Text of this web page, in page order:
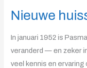
Nieuwe
In januari 1952 is
veranderd — en zeker
veel kennis en
Nieuwe